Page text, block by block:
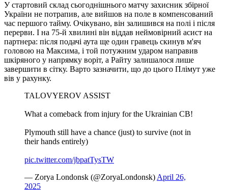
У стартовий склад сьогоднішнього матчу захисник збірної
України не потрапив, але вийшов на поле в компенсований
час першого тайму. Очікувано, він залишився на полі і після
перерви. І на 75-й хвилині він віддав неймовірний асист на
партнера: після подачі аута ще один гравець скинув м'яч
головою на Максима, і той потужним ударом направив
шкіряного у напрямку воріт, а Райту залишалося лише
завершити в сітку. Варто зазначити, що до цього Плімут уже
вів у рахунку.
TALOVYEROV ASSIST ️
What a comeback from injury for the Ukrainian CB!
Plymouth still have a chance (just) to survive (not in
their hands entirely)
pic.twitter.com/jbpatTysTW
— Zorya Londonsk (@ZoryaLondonsk) April 26,
2025